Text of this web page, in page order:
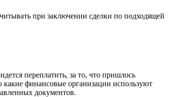
при заключении сделки по подходящей
переплатить, за то, что пришлось
какие финансовые организации используют
документов.